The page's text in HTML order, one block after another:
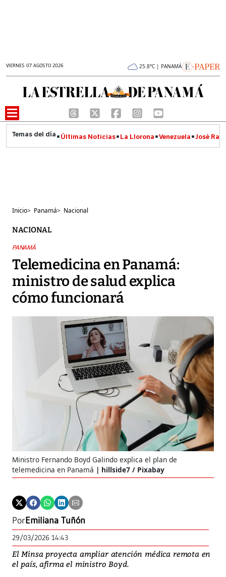
VIERNES 07 AGOSTO 2026 25.8°C | PANAMÁ
Últimas Noticias La Llorona Venezuela José
Inicio> Panamá> Nacional
NACIONAL
PANAMÁ
Telemedicina en Panamá:
ministro de salud explica
cómo funcionará
Ministro Fernando Boyd Galindo explica el plan de
telemedicina en Panamá
hillside7 / Pixabay
PorEmiliana Tuñón
29/03/2026 14:43
El Minsa proyecta ampliar atención médica remota en
el país, afirma el ministro Boyd.